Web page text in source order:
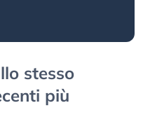
stesso
più